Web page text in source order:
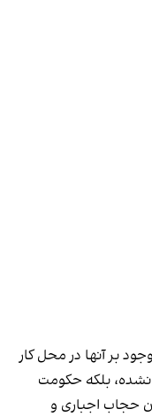
بر آنها در محل کار
نشده، بلکه حکومت
حجاب اجباری و